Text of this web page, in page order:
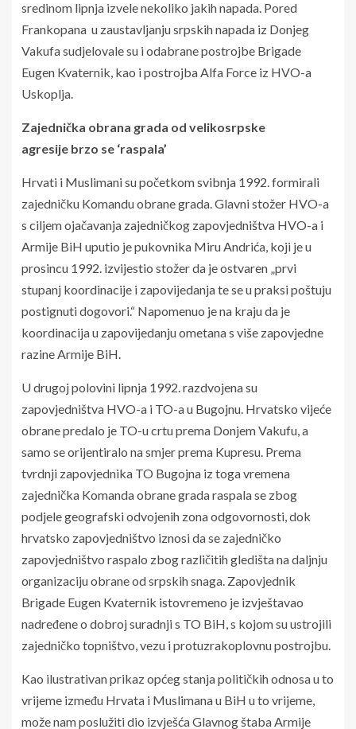
sredinom lipnja izvele nekoliko jakih napada. Pored
Frankopana u zaustavljanju srpskih napada iz Donjeg
Vakufa sudjelovale su i odabrane postrojbe Brigade
Eugen Kvaternik, kao i postrojba Alfa Force iz HVO-a
Uskoplja.
Zajednička obrana grada od velikosrpske
agresije brzo se ‘raspala’
Hrvati i Muslimani su početkom svibnja 1992. formirali
zajedničku Komandu obrane grada. Glavni stožer HVO-a
s ciljem ojačavanja zajedničkog zapovjedništva HVO-a i
Armije BiH uputio je pukovnika Miru Andrića, koji je u
prosincu 1992. izvijestio stožer da je ostvaren „prvi
stupanj koordinacije i zapovijedanja te se u praksi poštuju
postignuti dogovori.“ Napomenuo je na kraju da je
koordinacija u zapovijedanju ometana s više zapovjedne
razine Armije BiH.
U drugoj polovini lipnja 1992. razdvojena su
zapovjedništva HVO-a i TO-a u Bugojnu. Hrvatsko vijeće
obrane predalo je TO-u crtu prema Donjem Vakufu, a
samo se orijentiralo na smjer prema Kupresu. Prema
tvrdnji zapovjednika TO Bugojna iz toga vremena
zajednička Komanda obrane grada raspala se zbog
podjele geografski odvojenih zona odgovornosti, dok
hrvatsko zapovjedništvo iznosi da se zajedničko
zapovjedništvo raspalo zbog različitih gledišta na daljnju
organizaciju obrane od srpskih snaga. Zapovjednik
Brigade Eugen Kvaternik istovremeno je izvještavao
nadređene o dobroj suradnji s TO BiH, s kojom su ustrojili
zajedničko topništvo, vezu i protuzrakoplovnu postrojbu.
Kao ilustrativan prikaz općeg stanja političkih odnosa u to
vrijeme između Hrvata i Muslimana u BiH u to vrijeme,
može nam poslužiti dio izvješća Glavnog štaba Armije